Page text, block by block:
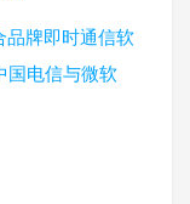
品牌即时通信软
国电信与微软